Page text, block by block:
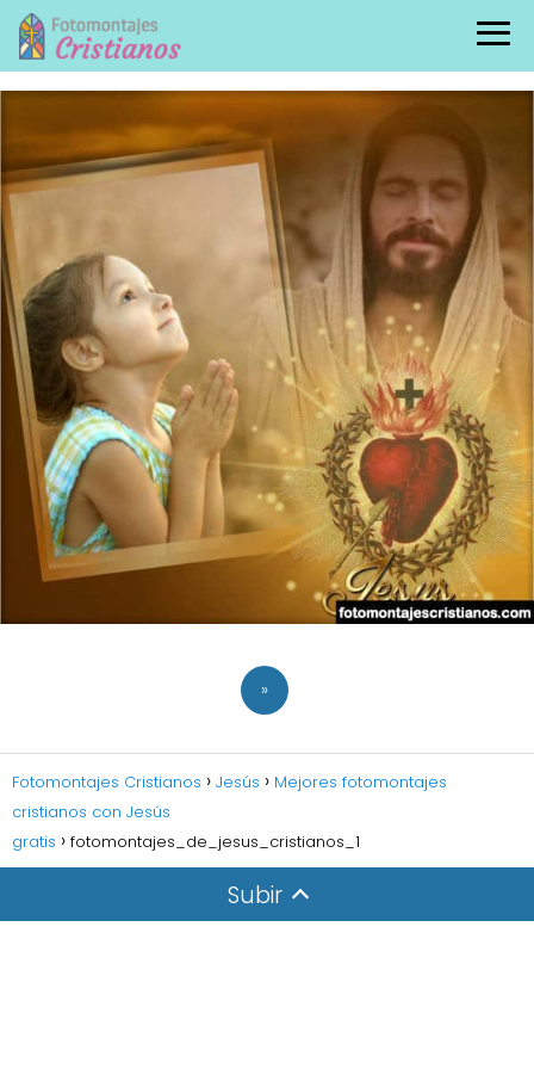
»
Fotomontajes Cristianos Jesús
Mejores fotomontajes
cristianos con Jesús
gratis
fotomontajes_de_jesus_cristianos_1
Subir